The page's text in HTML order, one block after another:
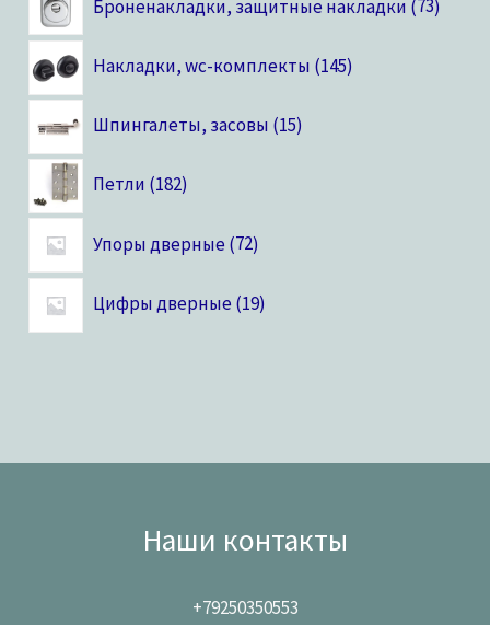
Броненакладки, защитные накладки 73
Накладки, wc-комплекты 145
Шпингалеты, засовы 15
Петли 182
Упоры дверные 72
Цифры дверные 19
Наши контакты
+79250350553